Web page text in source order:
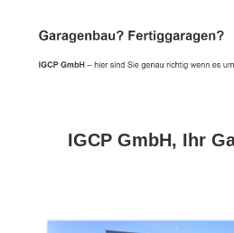
IGCP GmbH, Ihr